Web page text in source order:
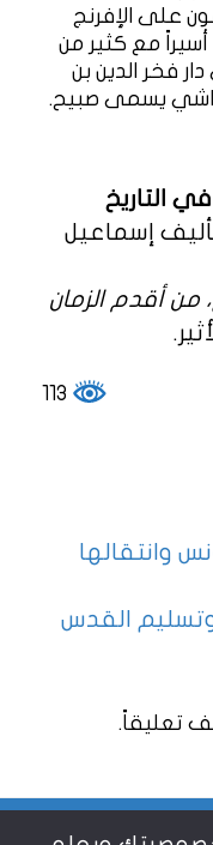
المسلمون على الإفرنج
مع كثير من
فخر الدين بن
يسمى صبيح.
التاريخ
إسماعيل
من أقدم الزمان
وانتقالها
وتسليم القدس
تعليقاً.